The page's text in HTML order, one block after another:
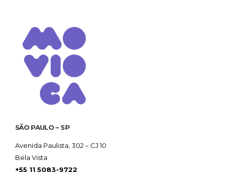
SÃO PAULO – SP
Avenida Paulista, 302 – CJ 10
Bela Vista
+55 11 5083-9722